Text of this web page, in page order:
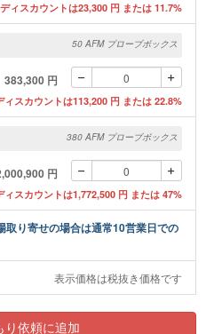
ィスカウントは23,300 円 または 11.7%
50 AFM プローブボックス
383,300 円
ィスカウントは113,200 円 または 22.8%
380 AFM プローブボックス
円
ィスカウントは1,772,500 円 または 47%
取り寄せの場合は通常10営業日での
表示価格は税抜き価格です
り依頼に追加